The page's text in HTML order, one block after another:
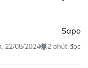
Sapo
22/08/2024 2 phút đọc